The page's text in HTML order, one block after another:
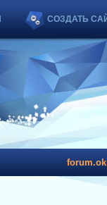
СОЗДАТЬ